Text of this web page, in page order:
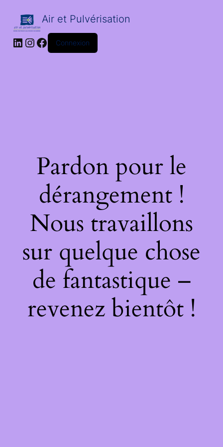
Air et Pulvérisation
LinkedIn
Instagram
Facebook
Connexion
Pardon pour le
dérangement !
Nous travaillons
sur quelque chose
de fantastique –
revenez bientôt !